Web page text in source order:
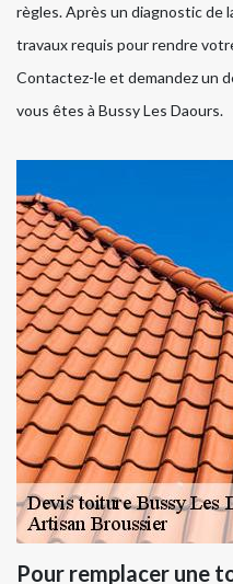
règles. Après un diagnostic de
travaux requis pour rendre
Contactez-le et demandez un
vous êtes à Bussy Les Daours.
Pour remplacer une